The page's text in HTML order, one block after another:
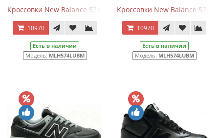
Кроссовки New Balance 574 Mid Black White Leather с мехом
10970
Есть в наличии
Модель: MLH574LUBM
Кроссовки New Balance 574
10970
Есть в наличии
Модель: MLH574LUBM